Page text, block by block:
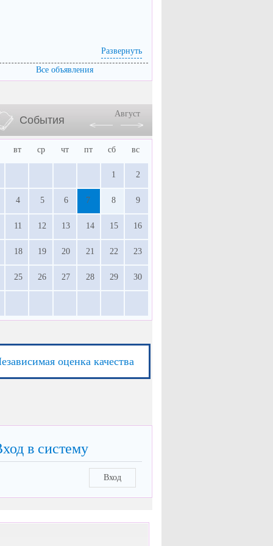
Развернуть
Все объявления
События
Август
вт ср чт пт сб вс
1 2
4 5 6 7 8 9
11 12 13 14 15 16
18 19 20 21 22 23
25 26 27 28 29 30
оценка качества
в систему
Вход